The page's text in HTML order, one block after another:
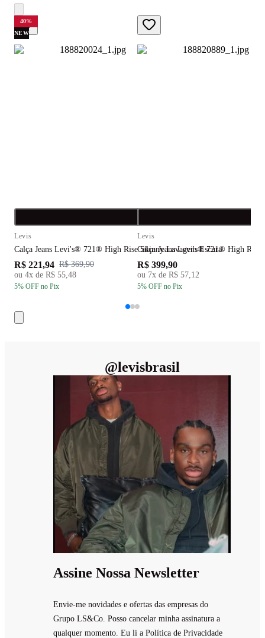
40%
NEW
Levis
Calça Jeans Levi's® 721® High Rise Skinny Lavagem Escura
R$ 221,94 R$ 369,90
ou 4x de R$ 55,48
5% OFF no Pix
Levis
Calça Jeans Levi's® 721® High Rise
R$ 399,90
ou 7x de R$ 57,12
5% OFF no Pix
@levisbrasil
Assine Nossa Newsletter
Envie-me novidades e ofertas das empresas do
Grupo LS&Co. Posso cancelar minha assinatura a
qualquer momento. Eu li a Política de Privacidade